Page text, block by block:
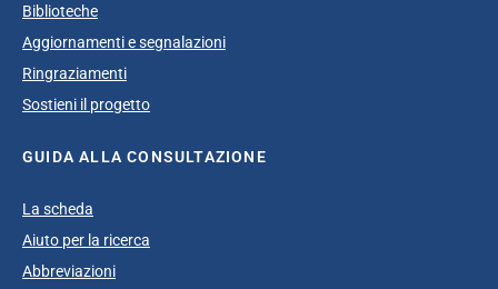
Biblioteche
Aggiornamenti e segnalazioni
Ringraziamenti
Sostieni il progetto
GUIDA ALLA CONSULTAZIONE
La scheda
Aiuto per la ricerca
Abbreviazioni